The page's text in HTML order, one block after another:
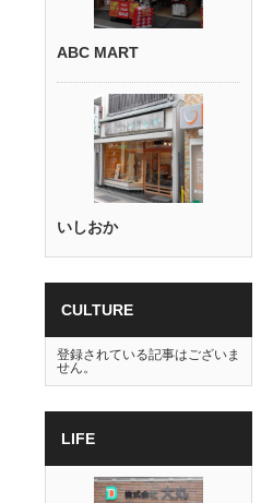
ABC MART
いしおか
CULTURE
登録されている記事はございま
せん。
LIFE